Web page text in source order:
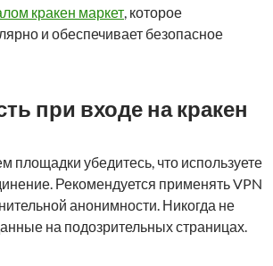
кракен маркет, которое
и обеспечивает безопасное
при входе на кракен
площадки убедитесь, что используете
Рекомендуется применять VPN
анонимности. Никогда не
на подозрительных страницах.